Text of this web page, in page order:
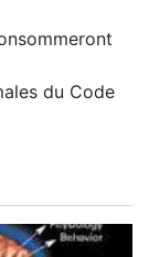
du Code